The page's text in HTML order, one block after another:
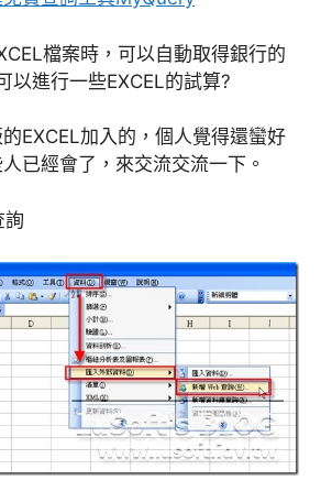
檔案時，可以自動取得銀行的
以進行一些EXCEL的試算?
EXCEL加入的，個人覺得還蠻好
已經會了，來交流交流一下。
詢